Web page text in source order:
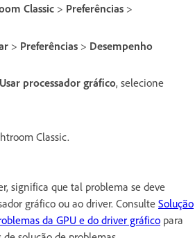
Classic > Preferências >
> Preferências > Desempenho
Usar processador gráfico, selecione
Classic.
significa que tal problema se deve
gráfico ou ao driver. Consulte Solução
da GPU e do driver gráfico para